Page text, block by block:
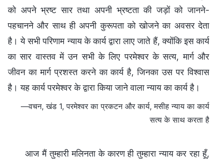
को अपने भ्रष्ट सार तथा अपनी भ्रष्टता की जड़ों को जानने-
पहचानने और साथ ही अपनी कुरूपता को खोजने का अवसर देता
है। ये सभी परिणाम न्याय के कार्य द्वारा लाए जाते हैं, क्योंकि इस कार्य
का सार वास्तव में उन सभी के लिए परमेश्वर के सत्य, मार्ग और
जीवन का मार्ग प्रशस्त करने का कार्य है, जिनका उस पर विश्वास
है। यह कार्य परमेश्वर के द्वारा किया जाने वाला न्याय का कार्य है।
—वचन, खंड 1, परमेश्वर का प्रकटन और कार्य, मसीह न्याय का कार्य
सत्य के साथ करता है
आज मैं तुम्हारी मलिनता के कारण ही तुम्हारा न्याय कर रहा हूँ,